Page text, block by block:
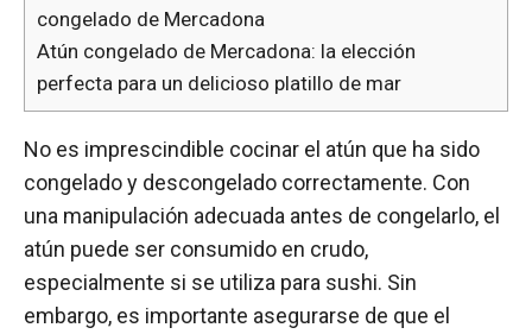
congelado de Mercadona
Atún congelado de Mercadona: la elección
perfecta para un delicioso platillo de mar
No es imprescindible cocinar el atún que ha sido
congelado y descongelado correctamente. Con
una manipulación adecuada antes de congelarlo, el
atún puede ser consumido en crudo,
especialmente si se utiliza para sushi. Sin
embargo, es importante asegurarse de que el